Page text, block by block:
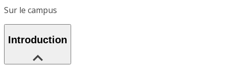
Sur le campus
Introduction